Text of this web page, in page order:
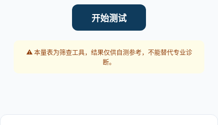
开始测试
⚠️ 本量表为筛查工具，结果仅供自测参考，不能替代专业诊
断。